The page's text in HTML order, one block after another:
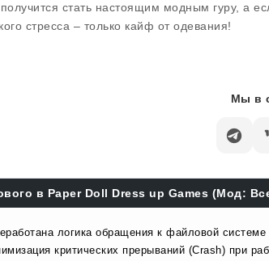
стать настоящим модным гуру, а
стресса – только кайф от одевания!
Мы в
в Paper Doll Dress up Games (Мод:
логика обращения к файловой
критических прерываний (Crash) при